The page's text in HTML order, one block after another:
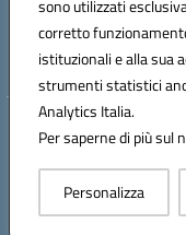
sono utilizzati
corretto
istituzionali e alla sua
strumenti statistici
Analytics Italia.
Per saperne di più sul
Personalizza
Codice Indice delle
Codice unico di fatturazione
Hosting